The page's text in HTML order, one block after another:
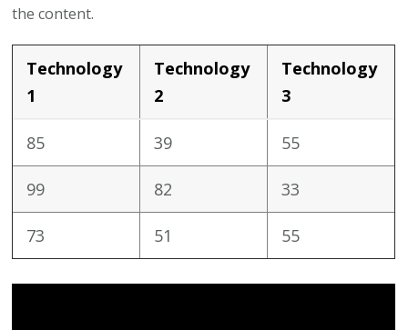
the content.
Technology
1
Technology
2
Technology
3
85 39 55
99 82 33
73 51 55